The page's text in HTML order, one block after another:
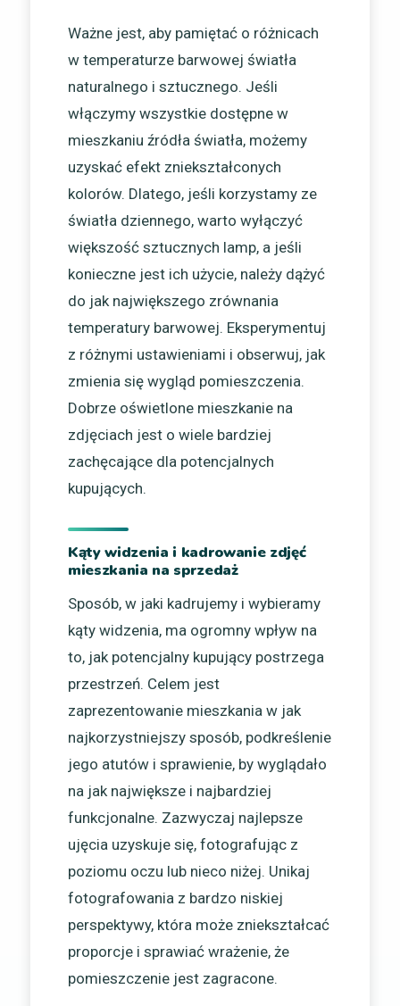
Ważne jest, aby pamiętać o różnicach
w temperaturze barwowej światła
naturalnego i sztucznego. Jeśli
włączymy wszystkie dostępne w
mieszkaniu źródła światła, możemy
uzyskać efekt zniekształconych
kolorów. Dlatego, jeśli korzystamy ze
światła dziennego, warto wyłączyć
większość sztucznych lamp, a jeśli
konieczne jest ich użycie, należy dążyć
do jak największego zrównania
temperatury barwowej. Eksperymentuj
z różnymi ustawieniami i obserwuj, jak
zmienia się wygląd pomieszczenia.
Dobrze oświetlone mieszkanie na
zdjęciach jest o wiele bardziej
zachęcające dla potencjalnych
kupujących.
Kąty widzenia i kadrowanie zdjęć
mieszkania na sprzedaż
Sposób, w jaki kadrujemy i wybieramy
kąty widzenia, ma ogromny wpływ na
to, jak potencjalny kupujący postrzega
przestrzeń. Celem jest
zaprezentowanie mieszkania w jak
najkorzystniejszy sposób, podkreślenie
jego atutów i sprawienie, by wyglądało
na jak największe i najbardziej
funkcjonalne. Zazwyczaj najlepsze
ujęcia uzyskuje się, fotografując z
poziomu oczu lub nieco niżej. Unikaj
fotografowania z bardzo niskiej
perspektywy, która może zniekształcać
proporcje i sprawiać wrażenie, że
pomieszczenie jest zagracone.